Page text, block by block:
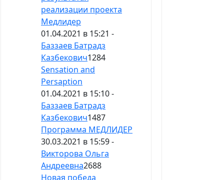
реализации проекта
Медлидер
01.04.2021 в 15:21 -
Баззаев Батрадз
Казбекович1284
Sensation and
Persaption
01.04.2021 в 15:10 -
Баззаев Батрадз
Казбекович1487
Программа МЕДЛИДЕР
30.03.2021 в 15:59 -
Викторова Ольга
Андреевна2688
Новая победа